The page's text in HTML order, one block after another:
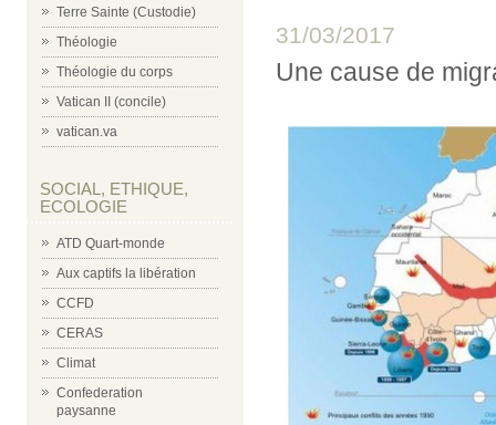
Terre Sainte (Custodie)
Théologie
Théologie du corps
Vatican II (concile)
vatican.va
SOCIAL, ETHIQUE,
ECOLOGIE
ATD Quart-monde
Aux captifs la libération
CCFD
CERAS
Climat
Confederation
paysanne
31/03/2017
Une cause de